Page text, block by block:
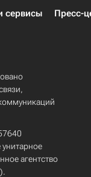
сервисы Пресс-
агентство